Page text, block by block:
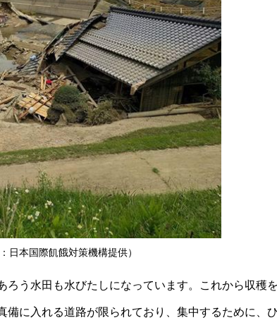
日本国際飢餓対策機構提供）
ろう水田も水びたしになっています。これから収穫
備に入れる道路が限られており、集中するために、